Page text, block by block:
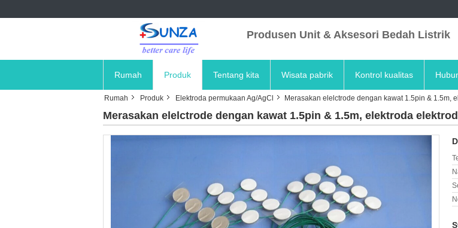
Produsen Unit & Aksesori Bedah Listrik
Rumah Produk Tentang kita Wisata pabrik Kontrol kualitas
Rumah Produk Elektroda permukaan Ag/AgCl Merasakan elelctrode dengan kawat 1.5pin &
Merasakan elelctrode dengan kawat 1.5pin & 1.5m, elektroda